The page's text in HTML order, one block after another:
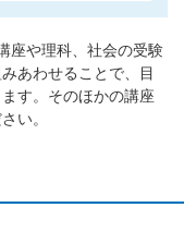
座や理科、社会の受験
あわせることで、目
す。そのほかの講座
い。